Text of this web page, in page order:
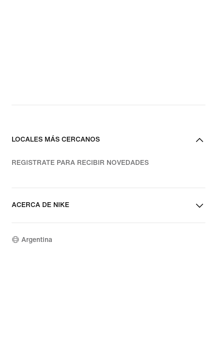
LOCALES MÁS CERCANOS
REGISTRATE PARA RECIBIR NOVEDADES
ACERCA DE NIKE
Argentina